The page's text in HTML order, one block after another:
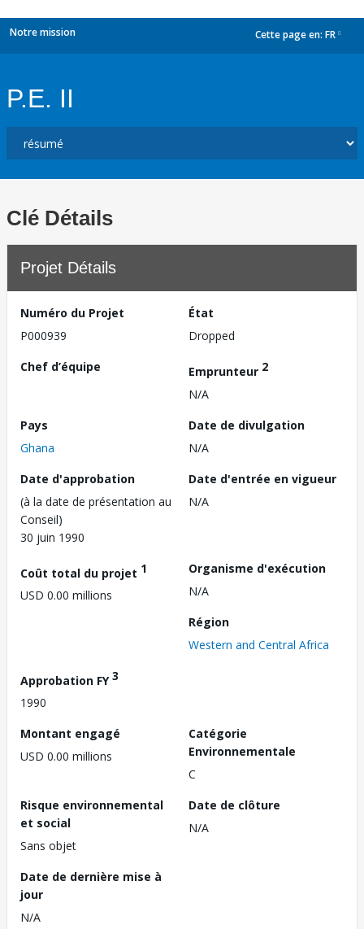
Notre mission Cette page en: FR
P.E. II
Clé Détails
Projet Détails
Numéro du Projet
P000939
État
Dropped
Chef d’équipe
Emprunteur 2
N/A
Pays
Ghana
Date de divulgation
N/A
Date d'approbation
(à la date de présentation au
Conseil)
30 juin 1990
Date d'entrée en vigueur
N/A
Coût total du projet 1
USD 0.00 millions
Organisme d'exécution
N/A
Région
Western and Central Africa
Approbation FY3
1990
Montant engagé
USD 0.00 millions
Catégorie
Environnementale
C
Risque environnemental
et social
Sans objet
Date de clôture
N/A
Date de dernière mise à
jour
N/A